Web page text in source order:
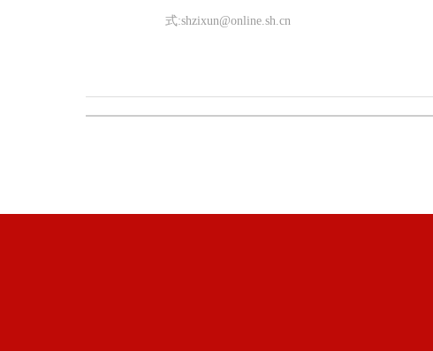
式:shzixun@online.sh.cn